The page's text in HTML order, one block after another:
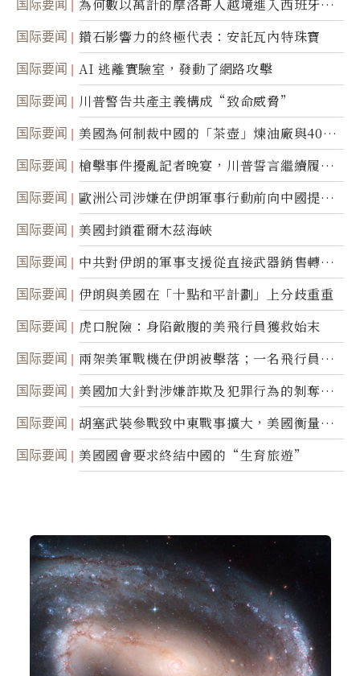
国际要闻
為何數以萬計的摩洛哥人越境進入西班牙休
達
国际要闻 鑽石影響力的終極代表：安託瓦內特珠寶
国际要闻 AI 逃離實驗室，發動了網路攻擊
国际要闻 川普警告共產主義構成“致命威脅”
国际要闻
美國為何制裁中國的「茶壺」煉油廠與40家
航運公司
国际要闻
槍擊事件擾亂記者晚宴，川普誓言繼續履行
職責
国际要闻
歐洲公司涉嫌在伊朗軍事行動前向中國提供
美軍基地的衛星影像
国际要闻 美國封鎖霍爾木茲海峽
国际要闻
中共對伊朗的軍事支援從直接武器銷售轉向
間接技術轉讓
国际要闻 伊朗與美國在「十點和平計劃」上分歧重重
国际要闻 虎口脫險：身陷敵腹的美飛行員獲救始末
国际要闻
兩架美軍戰機在伊朗被擊落；一名飛行員失
蹤
国际要闻
美國加大針對涉嫌詐欺及犯罪行為的剝奪公
民權力度
国际要闻
胡塞武裝參戰致中東戰事擴大，美國衡量地
面入侵的可能性
国际要闻 美國國會要求終結中國的“生育旅遊”